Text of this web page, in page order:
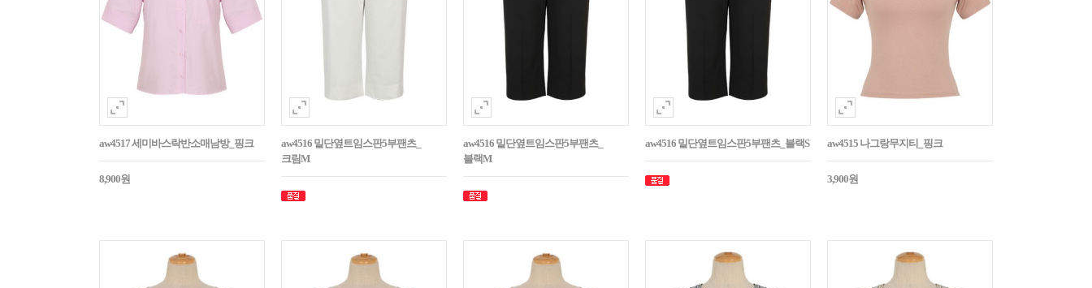
aw4517 세미바스락반소매남방_핑크
8,900원
aw4516 밑단옆트임스판5부팬츠_
크림M
aw4516 밑단옆트임스판5부팬츠_
블랙M
aw4516 밑단옆트임스판5부팬츠_블랙S aw4515 나그랑무지티_핑크
3,900원